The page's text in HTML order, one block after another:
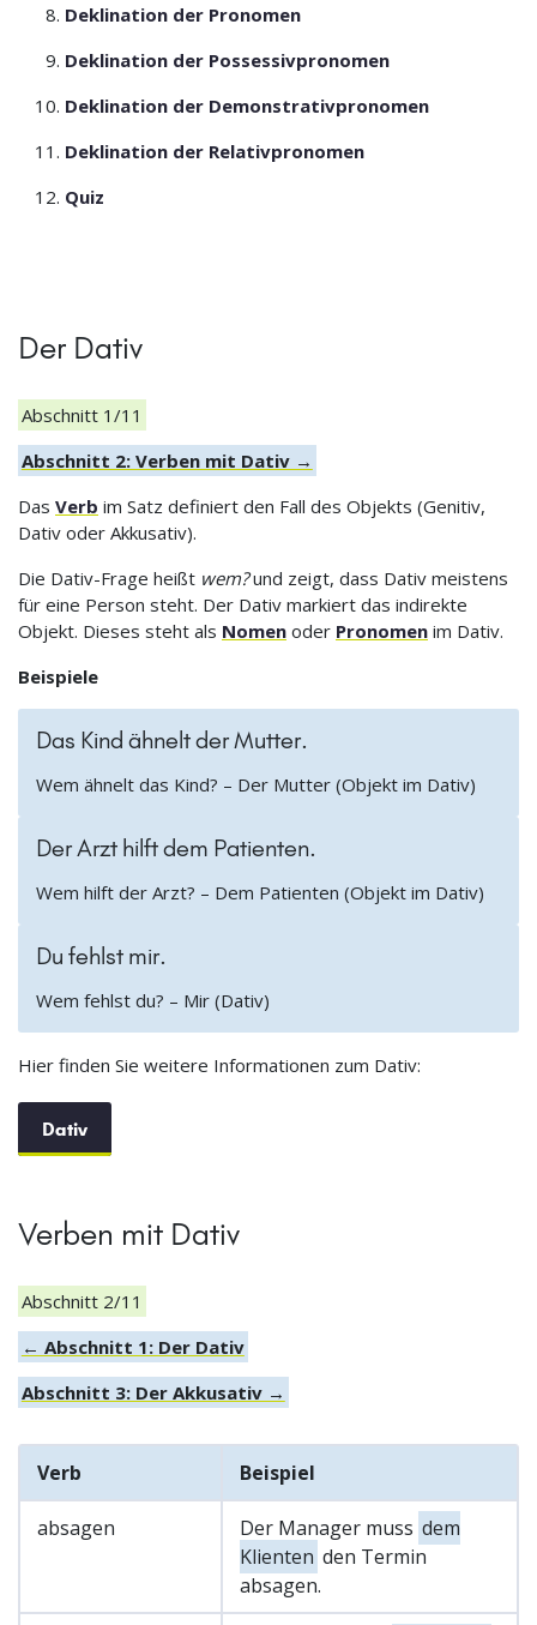
Deklination der Pronomen
Deklination der Possessivpronomen
Deklination der Demonstrativpronomen
Deklination der Relativpronomen
Quiz
Der Dativ
Abschnitt 1/11
Abschnitt 2: Verben mit Dativ →
Das Verb im Satz definiert den Fall des Objekts (Genitiv,
Dativ oder Akkusativ).
Die Dativ-Frage heißt wem?und zeigt, dass Dativ meistens
für eine Person steht. Der Dativ markiert das indirekte
Objekt. Dieses steht als Nomen oder Pronomen im Dativ.
Beispiele
Das Kind ähnelt der Mutter.
Wem ähnelt das Kind? – Der Mutter (Objekt im Dativ)
Der Arzt hilft dem Patienten.
Wem hilft der Arzt? – Dem Patienten (Objekt im Dativ)
Du fehlst mir.
Wem fehlst du? – Mir (Dativ)
Hier finden Sie weitere Informationen zum Dativ:
Dativ
Verben mit Dativ
Abschnitt 2/11
← Abschnitt 1: Der Dativ
Abschnitt 3: Der Akkusativ →
Verb Beispiel
absagen Der Manager muss dem
Klienten den Termin
absagen.